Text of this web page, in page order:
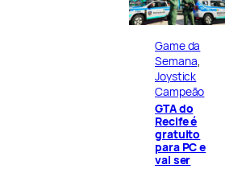
Game da
Semana
Joystick
Campeão
GTA do
Recife é
gratuito
para PC e
vai ser